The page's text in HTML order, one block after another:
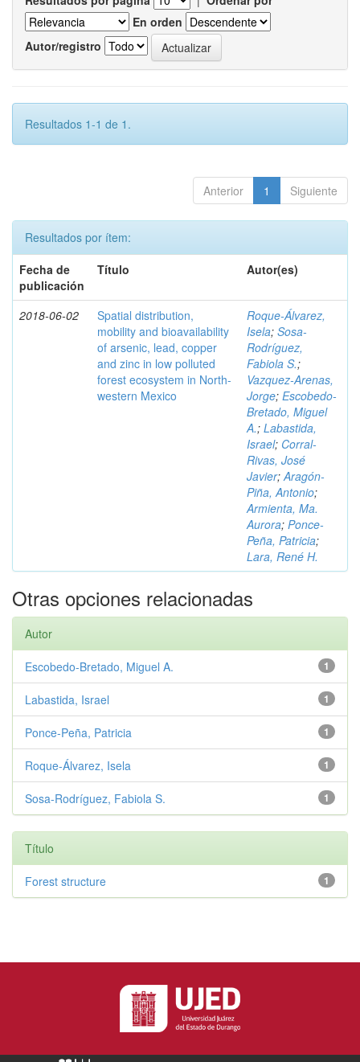
En orden
Autor/registro
Resultados 1-1 de 1.
Anterior 1 Siguiente
Resultados por ítem:
Fecha de
publicación
Título Autor(es)
2018-06-02
Spatial distribution,
mobility and bioavailability
of arsenic, lead, copper
and zinc in low polluted
forest ecosystem in North-
western Mexico
Roque-Álvarez,
Isela; Sosa-
Rodríguez,
Fabiola S.;
Vazquez-Arenas,
Jorge; Escobedo-
Bretado, Miguel
A.; Labastida,
Israel; Corral-
Rivas, José
Javier;Aragón-
Piña, Antonio;
Armienta, Ma.
Aurora; Ponce-
Peña, Patricia;
Lara, René H.
Otras opciones relacionadas
Autor
1
Escobedo-Bretado, Miguel A.
1
Labastida, Israel
1
Ponce-Peña, Patricia
1
Roque-Álvarez, Isela
1
Sosa-Rodríguez, Fabiola S.
Título
1
Forest structure